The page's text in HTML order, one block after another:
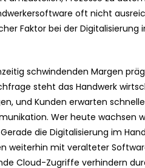
oft nicht
Faktor bei der Digitalisierung
schwindenden Margen
steht das Handwerk
und Kunden erwarten
Wer heute wachsen
die Digitalisierung im
weiterhin mit veralteter
Cloud-Zugriffe verhindern